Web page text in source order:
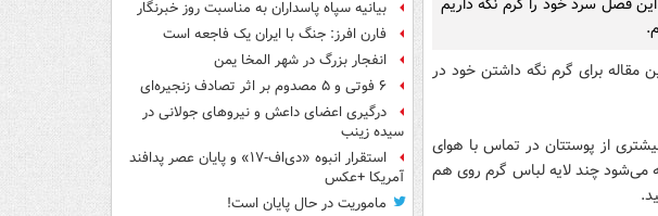
مقاله برای گرم نگه داشتن خود در
از پوستتان در تماس با هوای
می‌شود چند لایه لباس گرم روی هم
بیانیه سپاه پاسداران به مناسبت روز خبرنگار
فارن افرز: جنگ با ایران یک فاجعه است
انفجار بزرگ در شهر المخا یمن
۶ فوتی و ۵ مصدوم بر اثر تصادف زنجیره‌ای
درگیری اعضای داعش و نیروهای جولانی در
سیده زینب
استقرار انبوه «دی‌اف‑۱۷» و پایان عصر پدافند
آمریکا +عکس
ماموریت در حال پایان است!